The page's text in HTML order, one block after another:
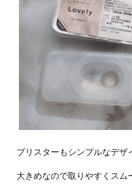
ブリスターもシンプルなデザ
大きめなので取りやすくス